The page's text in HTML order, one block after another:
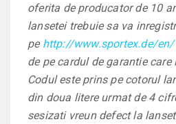
oferita de producator de 10
lansetei trebuie sa va
pe http://www.sportex.de/en/
de pe cardul de garantie care
Codul este prins pe cotorul
din doua litere urmat de 4
sesizati vreun defect la